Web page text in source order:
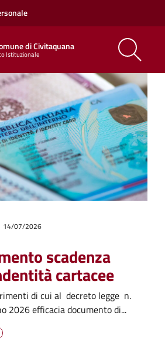
di Civitaquana
Istituzionale
14/07/2026
scadenza
cartacee
di cui al decreto legge n.
2026 efficacia documento di...